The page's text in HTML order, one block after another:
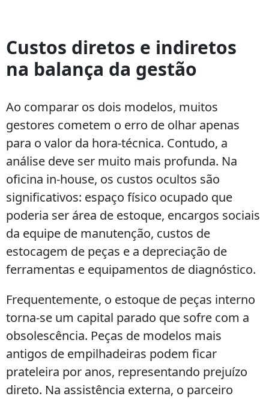
Custos diretos e indiretos
na balança da gestão
Ao comparar os dois modelos, muitos
gestores cometem o erro de olhar apenas
para o valor da hora-técnica. Contudo, a
análise deve ser muito mais profunda. Na
oficina in-house, os custos ocultos são
significativos: espaço físico ocupado que
poderia ser área de estoque, encargos sociais
da equipe de manutenção, custos de
estocagem de peças e a depreciação de
ferramentas e equipamentos de diagnóstico.
Frequentemente, o estoque de peças interno
torna-se um capital parado que sofre com a
obsolescência. Peças de modelos mais
antigos de empilhadeiras podem ficar
prateleira por anos, representando prejuízo
direto. Na assistência externa, o parceiro